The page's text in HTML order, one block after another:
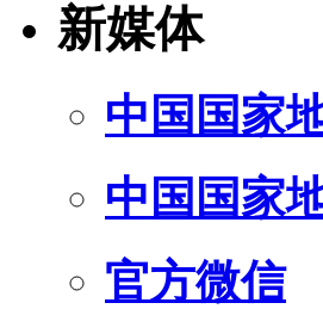
新媒体
中国国家
中国国家
官方微信